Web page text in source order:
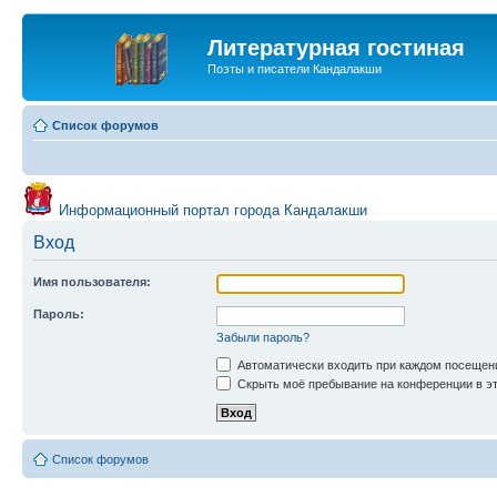
Литературная гостиная
Поэты и писатели Кандалакши
Список форумов
Информационный портал города Кандалакши
Вход
Имя пользователя:
Пароль:
Забыли пароль?
Автоматически входить при каждом
Скрыть моё пребывание на конференции в
Список форумов